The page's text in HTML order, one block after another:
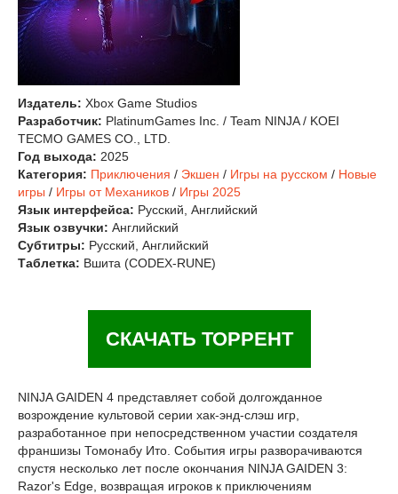
Издатель: Xbox Game Studios
Разработчик: PlatinumGames Inc. / Team NINJA / KOEI
TECMO GAMES CO., LTD.
Год выхода: 2025
Категория: Приключения / Экшен / Игры на русском / Новые
игры / Игры от Механиков / Игры 2025
Язык интерфейса: Русский, Английский
Язык озвучки: Английский
Субтитры: Русский, Английский
Таблетка: Вшита (CODEX-RUNE)
СКАЧАТЬ ТОРРЕНТ
NINJA GAIDEN 4 представляет собой долгожданное
возрождение культовой серии хак-энд-слэш игр,
разработанное при непосредственном участии создателя
франшизы Томонабу Ито. События игры разворачиваются
спустя несколько лет после окончания NINJA GAIDEN 3:
Razor's Edge, возвращая игроков к приключениям